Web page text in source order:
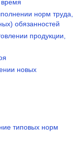
время
норм труда,
обязанностей
продукции,
новых
типовых норм